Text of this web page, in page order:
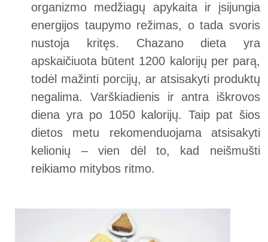
organizmo medžiagų apykaita ir įsijungia
energijos taupymo režimas, o tada svoris
nustoja kritęs. Chazano dieta yra
apskaičiuota būtent 1200 kalorijų per parą,
todėl mažinti porcijų, ar atsisakyti produktų
negalima. Varškiadienis ir antra iškrovos
diena yra po 1050 kalorijų. Taip pat šios
dietos metu rekomenduojama atsisakyti
kelionių – vien dėl to, kad neišmušti
reikiamo mitybos ritmo.